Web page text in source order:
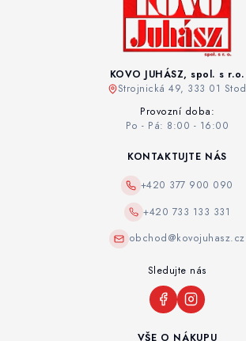
KOVO JUHÁSZ, spol. s r.o.
Strojnická 49, 333 01 Stod
Provozní doba:
Po - Pá: 8:00 - 16:00
VŠE O NÁKUPU
KONTAKTUJTE NÁS
+420 377 900 090
+420 733 133 331
obchod@kovojuhasz.cz
Sledujte nás